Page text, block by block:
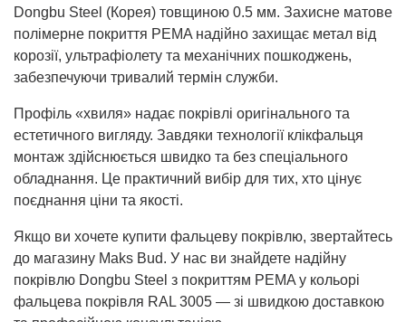
Dongbu Steel (Корея) товщиною 0.5 мм. Захисне матове
полімерне покриття PEMA надійно захищає метал від
корозії, ультрафіолету та механічних пошкоджень,
забезпечуючи тривалий термін служби.
Профіль «хвиля» надає покрівлі оригінального та
естетичного вигляду. Завдяки технології клікфальця
монтаж здійснюється швидко та без спеціального
обладнання. Це практичний вибір для тих, хто цінує
поєднання ціни та якості.
Якщо ви хочете купити фальцеву покрівлю, звертайтесь
до магазину Maks Bud. У нас ви знайдете надійну
покрівлю Dongbu Steel з покриттям PEMA у кольорі
фальцева покрівля RAL 3005 — зі швидкою доставкою